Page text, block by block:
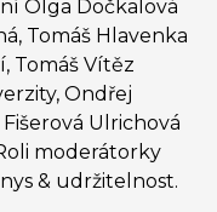
Olga Dočkalová
Tomáš Hlavenka
Tomáš Vítěz
Ondřej
Ulrichová
moderátorky
& udržitelnost.